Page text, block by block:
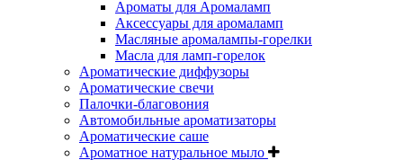
Ароматы для Аромаламп
Аксессуары для аромаламп
Масляные аромалампы-горелки
Масла для ламп-горелок
Ароматические диффузоры
Ароматические свечи
Палочки-благовония
Автомобильные ароматизаторы
Ароматические саше
Ароматное натуральное мыло